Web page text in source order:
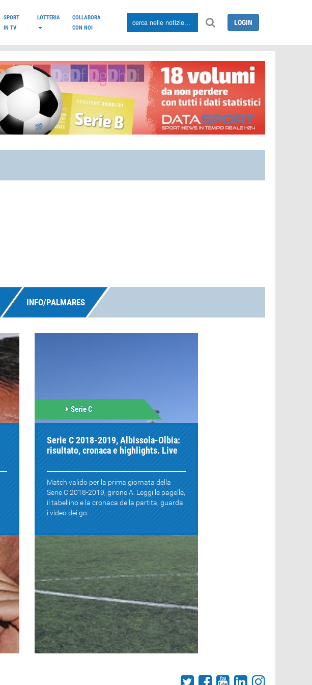
SPORT
IN TV
LOTTERIA
COLLABORA
CON NOI
LOGIN
INFO/PALMARES
Serie C
Serie C 2018-2019, Albissola-Olbia:
risultato, cronaca e highlights. Live
Match valido per la prima giornata della
Serie C 2018-2019, girone A. Leggi le pagelle,
il tabellino e la cronaca della partita, guarda
i video dei go...